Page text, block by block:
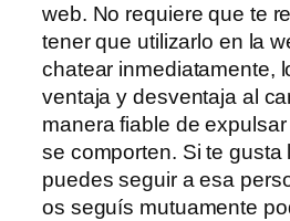
web. No requiere que te
tener que utilizarlo en la
chatear inmediatamente,
ventaja y desventaja al
manera fiable de
se comporten. Si te gusta
puedes seguir a esa
os seguís mutuamente